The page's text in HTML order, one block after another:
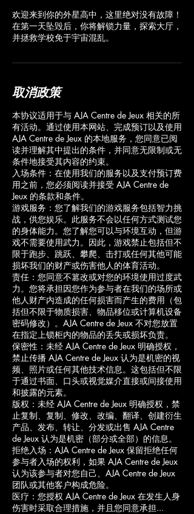
欢迎来到你的外星高中，这里绝对没有故障！
在第一天坠毁后，你将解锁力量，探索大厅，
取消政策
本协议适用于与 AJA Centre de Jeux 相关的所
有活动。通过使用本网站、完成预订以及使用
AJA Centre de Jeux 的本地服务，您同意已阅
读并理解其中提出的条件，并同意无限制或无
条件地接受其内容的约束。
入场条件：在使用我们的服务以及支付预订费
用之前，您必须阅读并接受 AJA Centre de
Jeux 的条款和条件。
游戏服务：您了解我们的游戏服务包括智力挑
战，供您娱乐。此服务不会以任何方式测试您
的身体能力。您了解您可以与环境互动，但游
戏不需要使用武力。因此，游戏禁止包括但不
限于跑步、跳跃、攀爬、击打或任何其他可能
损坏我们的财产或伤害他人的体育活动。
责任：您同意不篡改或对您的环境使用过度武
力。您将承担因您作为参与者在我们的场所或
他人财产内造成的任何损害而产生的费用（包
括但不限于物质损害、物品移位或计算机设备
密码修改）。AJA Centre de Jeux 不对您放置
在指定上锁柜内的物品的丢失或损坏负责。
保密性：未经 AJA Centre de Jeux 明确授权，
禁止传播 AJA Centre de Jeux 认为是机密的视
频、照片或任何其他技术信息。这包括但不限
于通过书面、口头或视觉媒介直接或间接使用
和披露的元素。
版权：未经 AJA Centre de Jeux 明确授权，禁
止复制、复制、修改、改编、翻译、创建衍生
产品、发布、转让、分发或出售 AJA Centre
de Jeux 认为是机密（部分或全部）的信息。
拒绝入场：AJA Centre de Jeux 保留拒绝任何
参与者入场的权利，如果 AJA Centre de Jeux
认为该参与者对您自己、AJA Centre de Jeux
团队或其他客户构成危险。
医疗：您授权 AJA Centre de Jeux 在发生人身
伤害时采取合理措施，并且您同意承担...